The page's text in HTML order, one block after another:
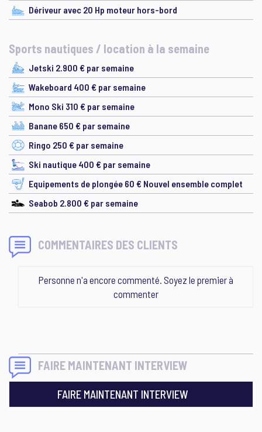
Dériveur avec 20 Hp moteur hors-bord
Sports nautiques / location à la semaine
Jetski 2.900 € par semaine
Wakeboard 400 € par semaine
Mono Ski 310 € par semaine
Banane 650 € par semaine
Ringo 250 € par semaine
Ski nautique 400 € par semaine
Equipements de plongée 60 € Nouvel ensemble complet
Seabob 2.800 € par semaine
COMMENTAIRES DES CLIENTS
Personne n'a encore commenté. Soyez le premier à
commenter
FAIRE MAINTENANT INTERVIEW
FAIRE MAINTENANT INTERVIEW